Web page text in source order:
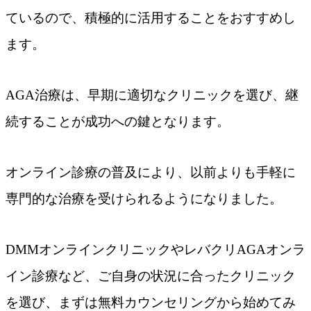
ているので、積極的に活用することをおすすめし
ます。
AGA治療は、早期に適切なクリニックを選び、継
続することが成功への鍵となります。
オンライン診療の普及により、以前よりも手軽に
専門的な治療を受けられるようになりました。
DMMオンラインクリニックやレバクリAGAオンラ
イン診療など、ご自身の状況に合ったクリニック
を選び、まずは無料カウンセリングから始めてみ